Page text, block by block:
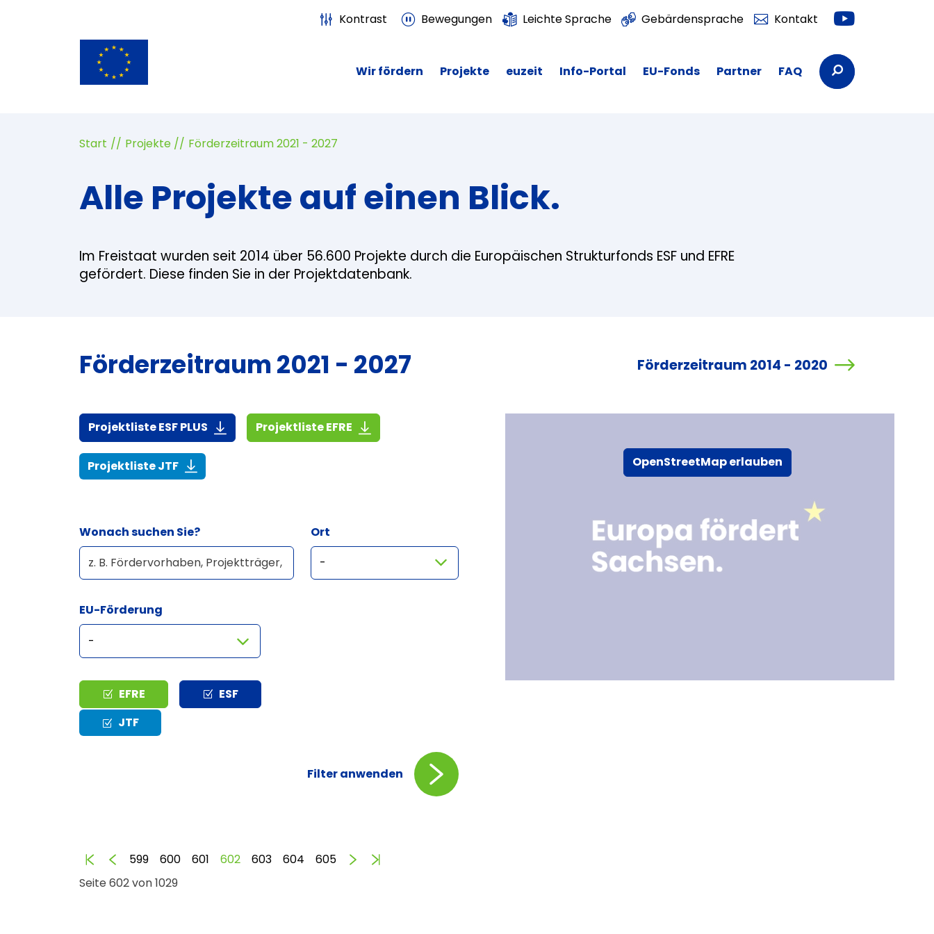
Kontrast Bewegungen Leichte Sprache Gebärdensprache Kontakt Youtube
Wir fördern Projekte euzeit Info-Portal EU-Fonds Partner FAQ Suchbegriffe
Start Projekte Förderzeitraum 2021 - 2027
Alle Projekte auf einen Blick.
Im Freistaat wurden seit 2014 über 56.600 Projekte durch die Europäischen Strukturfonds ESF und EFRE
gefördert. Diese finden Sie in der Projektdatenbank.
Förderzeitraum 2021 - 2027 Förderzeitraum 2014 - 2020
Projektliste ESF PLUS (916,7 KiB)Projektliste EFRE (1,4 MiB)
Projektliste JTF(268,6 KiB)
Wonach suchen Sie? Ort
EU-Förderung
Typ EFRE
ESF
JTF
Filter anwenden
Seite 602 von 1029
AnfangZurück
599 600 601 602 603 604 605 Vorwärts
OpenStreetMap erlauben